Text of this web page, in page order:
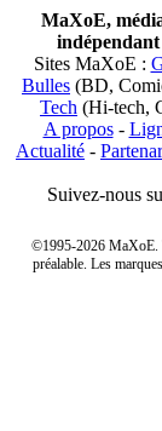
MaXoE,
Sites MaXoE :
Bulles (BD,
Tech (Hi-tech,
A propos-
Actualité -
Suivez-nous
©1995-2026 MaXoE.
préalable. Les